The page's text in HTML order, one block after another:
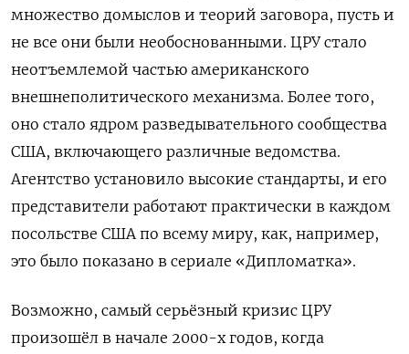
множество домыслов и теорий заговора, пусть и
не все они были необоснованными. ЦРУ стало
неотъемлемой частью американского
внешнеполитического механизма. Более того,
оно стало ядром разведывательного сообщества
США, включающего различные ведомства.
Агентство установило высокие стандарты, и его
представители работают практически в каждом
посольстве США по всему миру, как, например,
это было показано в сериале «Дипломатка».
Возможно, самый серьёзный кризис ЦРУ
произошёл в начале 2000-х годов, когда